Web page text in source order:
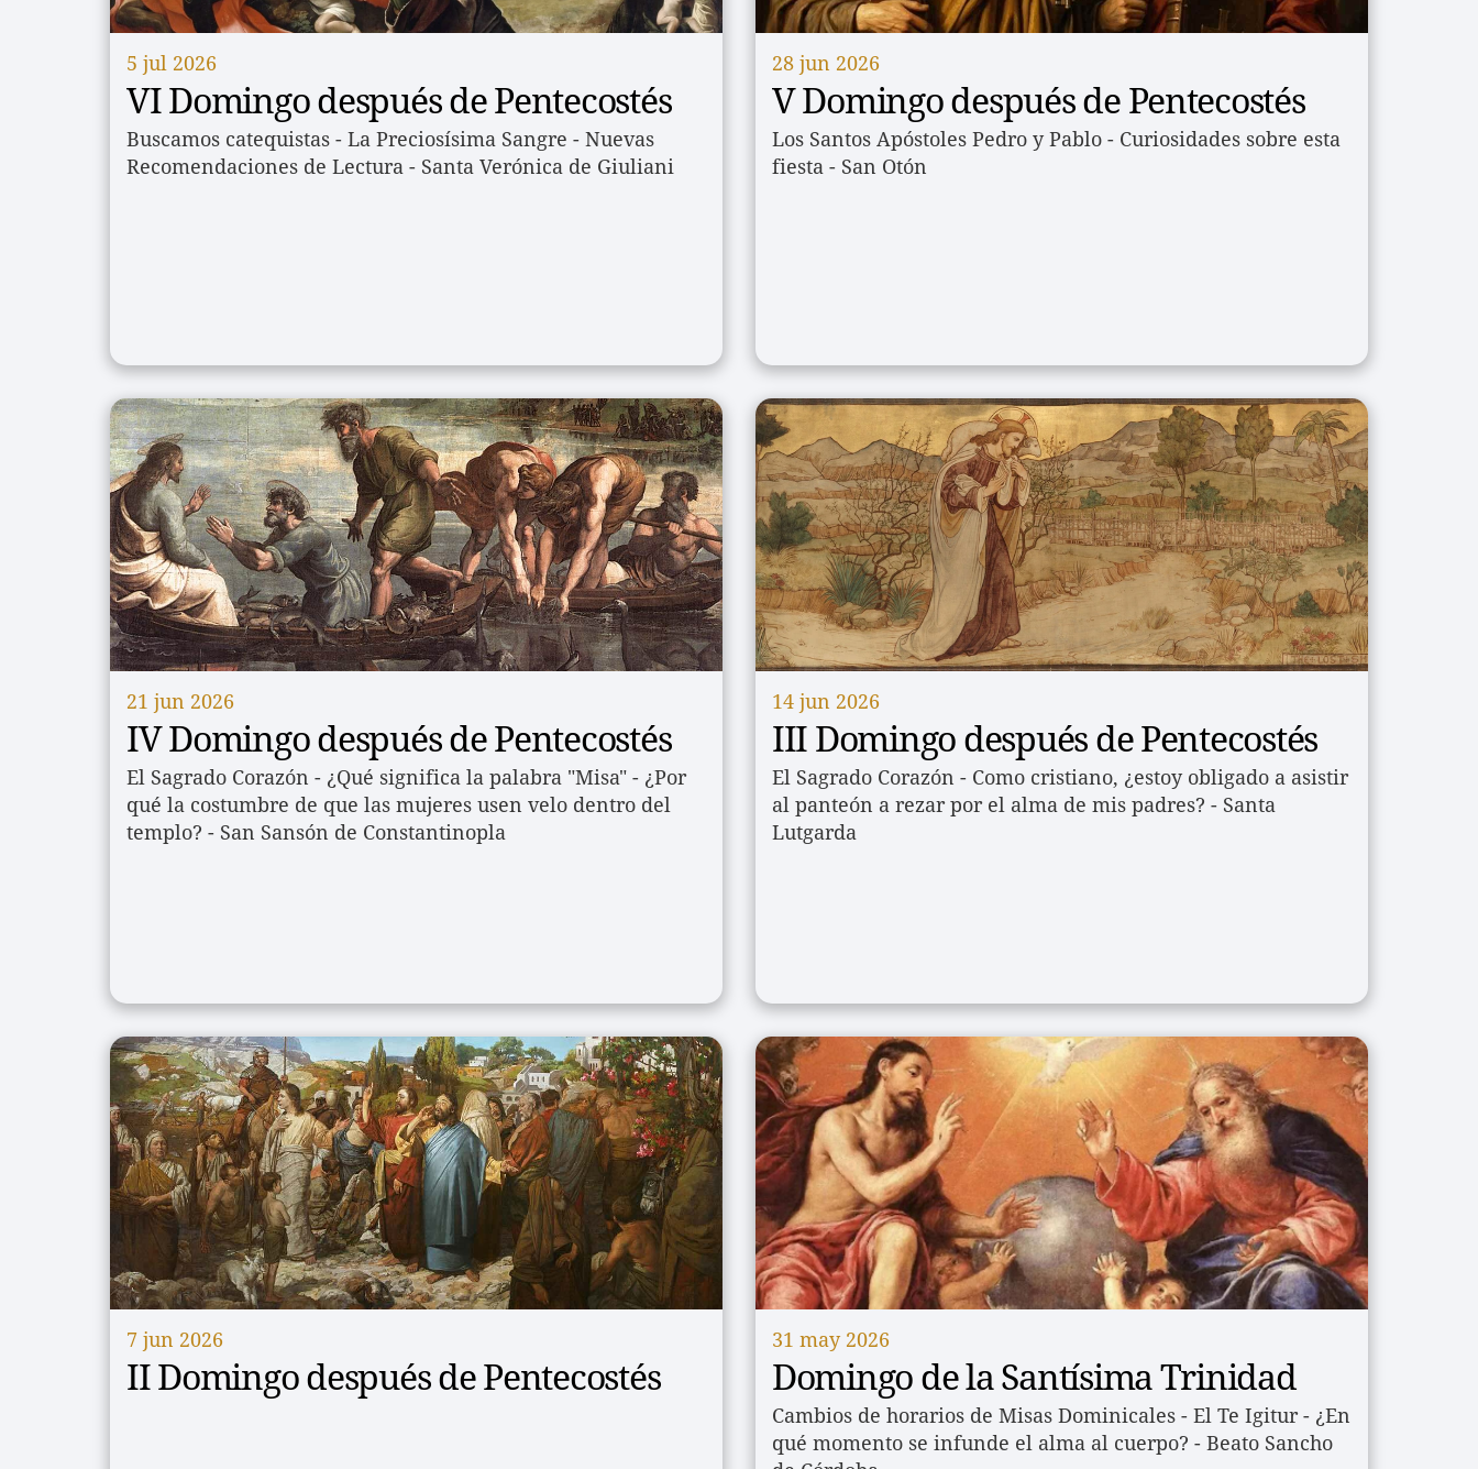
5 jul 2026
VI Domingo después de Pentecostés
Buscamos catequistas - La Preciosísima Sangre - Nuevas
Recomendaciones de Lectura - Santa Verónica de Giuliani
28 jun 2026
V Domingo después de Pentecostés
Los Santos Apóstoles Pedro y Pablo - Curiosidades sobre esta
fiesta - San Otón
21 jun 2026
IV Domingo después de Pentecostés
El Sagrado Corazón - ¿Qué significa la palabra "Misa" - ¿Por
qué la costumbre de que las mujeres usen velo dentro del
templo? - San Sansón de Constantinopla
14 jun 2026
III Domingo después de Pentecostés
El Sagrado Corazón - Como cristiano, ¿estoy obligado a asistir
al panteón a rezar por el alma de mis padres? - Santa
Lutgarda
7 jun 2026
II Domingo después de Pentecostés
31 may 2026
Domingo de la Santísima Trinidad
Cambios de horarios de Misas Dominicales - El Te Igitur - ¿En
qué momento se infunde el alma al cuerpo? - Beato Sancho